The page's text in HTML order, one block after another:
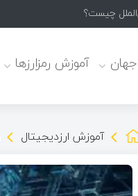
جهان آموزش رمزارزها
آموزش ارزدیجیتال